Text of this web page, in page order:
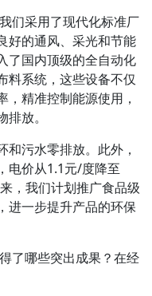
们采用了现代化标准厂
好的通风、采光和节能
了国内顶级的全自动化
料系统，这些设备不仅
精准控制能源使用，
放。
污水零排放。此外，
电价从1.1元/度降至
，我们计划推广食品级
进一步提升产品的环保
了哪些突出成果？在经